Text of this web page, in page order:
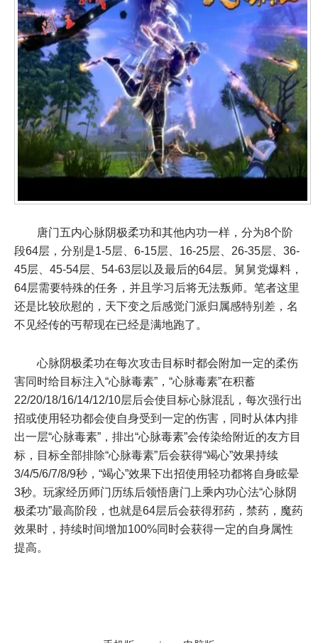
唐门五内心脉阴极柔功和其他内功一样，分为8个阶
段64层，分别是1-5层、6-15层、16-25层、26-35层、36-
45层、45-54层、54-63层以及最后的64层。舅舅党爆料，
64层需要特殊的任务，并且学习后将无法叛师。笔者这里
还是比较欣慰的，天下变之后感觉门派归属感特别差，名
不见经传的丐帮现在已经是满地跑了。
心脉阴极柔功在每次攻击目标时都会附加一定的柔伤
害同时给目标注入“心脉毒素”，“心脉毒素”在积蓄
22/20/18/16/14/12/10层后会使目标心脉混乱，每次强行出
招或使用轻功都会使自身受到一定的伤害，同时从体内排
出一层“心脉毒素”，排出“心脉毒素”会传染给附近的友方目
标，目标全部排除“心脉毒素”后会获得“竭心”效果持续
3/4/5/6/7/8/9秒，“竭心”效果下出招使用轻功都将自身眩晕
3秒。玩家经历师门历练后领悟唐门上乘内功心法“心脉阴
极柔功”最高阶段，也就是64层后会获得邪药，禁药，魔药
效果时，持续时间增加100%同时会获得一定的自身属性
提高。